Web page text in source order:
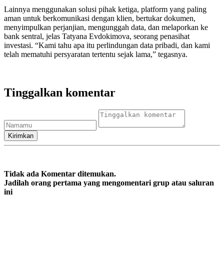
Lainnya menggunakan solusi pihak ketiga, platform yang paling
aman untuk berkomunikasi dengan klien, bertukar dokumen,
menyimpulkan perjanjian, mengunggah data, dan melaporkan ke
bank sentral, jelas Tatyana Evdokimova, seorang penasihat
investasi. “Kami tahu apa itu perlindungan data pribadi, dan kami
telah mematuhi persyaratan tertentu sejak lama,” tegasnya.
Tinggalkan komentar
Tidak ada Komentar ditemukan.
Jadilah orang pertama yang mengomentari grup atau saluran
ini